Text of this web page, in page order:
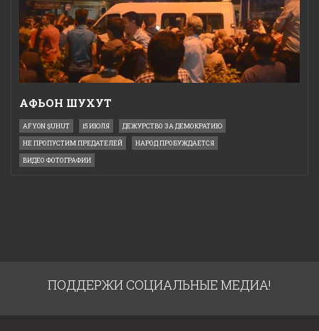
АФЬОН ШУХУТ
AFYON ŞUHUT 15 ИЮЛЯ ДЕЖУРСТВО ЗА ДЕМОКРАТИЮ
НЕ ПРОПУСТИМ ПРЕДАТЕЛЕЙ НАРОД ПРОБУЖДАЕТСЯ
ВИДЕО ФОТОГРАФИИ
ПОДДЕРЖИ СОЦИАЛЬНЫЕ МЕДИА!